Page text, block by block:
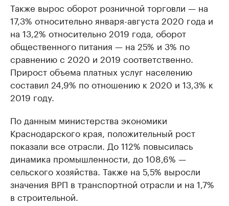
Также вырос оборот розничной торговли — на
17,3% относительно января-августа 2020 года и
на 13,2% относительно 2019 года, оборот
общественного питания — на 25% и 3% по
сравнению с 2020 и 2019 соответственно.
Прирост объема платных услуг населению
составил 24,9% по отношению к 2020 и 13,3% к
2019 году.
По данным министерства экономики
Краснодарского края, положительный рост
показали все отрасли. До 112% повысилась
динамика промышленности, до 108,6% —
сельского хозяйства. Также на 5,5% выросли
значения ВРП в транспортной отрасли и на 1,7%
в строительной.